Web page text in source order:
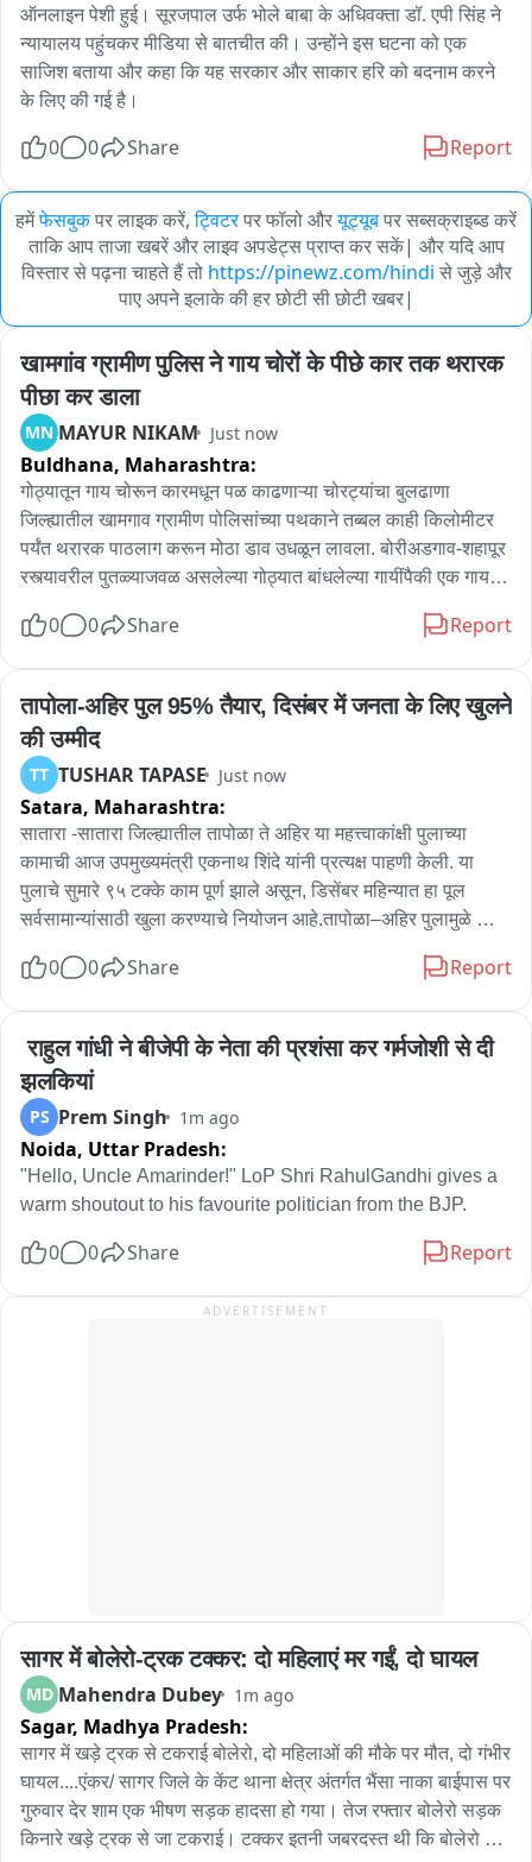
ऑनलाइन पेशी हुई। सूरजपाल उर्फ भोले बाबा के अधिवक्ता डॉ. एपी सिंह ने
न्यायालय पहुंचकर मीडिया से बातचीत की। उन्होंने इस घटना को एक
साजिश बताया और कहा कि यह सरकार और साकार हरि को बदनाम करने
के लिए की गई है।
0
0 Share Report
हमेंफेसबुकपर लाइक करें, ट्विटरपर फॉलो औरयूट्यूबपर सब्सक्राइब्ड करें
ताकि आप ताजा खबरें और लाइव अपडेट्स प्राप्त कर सकें| और यदि आप
विस्तार से पढ़ना चाहते हैं तो https://pinewz.com/hindi से जुड़े और
पाए अपने इलाके की हर छोटी सी छोटी खबर|
खामगांव ग्रामीण पुलिस ने गाय चोरों के पीछे कार तक थरारक
पीछा कर डाला
MN MAYUR NIKAM Just now
Buldhana, Maharashtra:
गोठ्यातून गाय चोरून कारमधून पळ काढणाऱ्या चोरट्यांचा बुलढाणा
जिल्ह्यातील खामगाव ग्रामीण पोलिसांच्या पथकाने तब्बल काही किलोमीटर
पर्यंत थरारक पाठलाग करून मोठा डाव उधळून लावला. बोरीअडगाव-शहापूर
रस्त्यावरील पुतळ्याजवळ असलेल्या गोठ्यात बांधलेल्या गायींपैकी एक गाय
असलेल्या पोलिसांना माहिती मिळताच बोरी अडगाव ते वाडेगावदरम्यान
गाय पोलिसांच्या हाती लागली मात्र चोरट्यांनी तिथून पळ काढला...दरम्यान
या अज्ञात चोरट्याविरुद्ध गुन्हा दाखल करण्यात आला असून पुढील तपास
पोलिस करत आहेत.
0 0 Share Report
तापोला-अहिर पुल 95% तैयार, दिसंबर में जनता के लिए खुलने
की उम्मीद
TT TUSHAR TAPASE Just now
Satara, Maharashtra:
सातारा -सातारा जिल्ह्यातील तापोळा ते अहिर या महत्त्वाकांक्षी पुलाच्या
कामाची आज उपमुख्यमंत्री एकनाथ शिंदे यांनी प्रत्यक्ष पाहणी केली. या
पुलाचे सुमारे ९५ टक्के काम पूर्ण झाले असून, डिसेंबर महिन्यात हा पूल
सर्वसामान्यांसाठी खुला करण्याचे नियोजन आहे.तापोळा–अहिर पुलामुळे
तब्बल ४५ ते ५० किलोमीटरचा वळसा वाचणार असून, दळणवळण अधिक
म्हणजे येथे उभारण्यात आलेली व्ह्यूईंग गॅलरी. या गॅलरीतून पर्यटकांना कोयना
परिसरातील निसर्गाचे विहंगम आणि मनमोहक दृश्य अनुभवता येणार
आहे.पाहणीदरम्यान उपमुख्यमंत्री एकनाथ शिंदे यांनी पुलाच्या प्रगतीबद्दल
समाधान व्यक्त करत, "हा पूल पूर्ण होत आहे, याचा मला आनंद आहे. हा पूल
स्थानिक नागरिकांच्या विकासाबरोबरच पर्यटनालाही मोठी चालना देईल,"
असे सांगितले.
0 0 Share Report
राहुल गांधी ने बीजेपी के नेता की प्रशंसा कर गर्मजोशी से दी
झलकियां
PS Prem Singh 1m ago
Noida, Uttar Pradesh:
"Hello, Uncle Amarinder!" LoP Shri RahulGandhi gives a
warm shoutout to his favourite politician from the BJP.
0 0 Share Report
ADVERTISEMENT
सागर में बोलेरो-ट्रक टक्कर: दो महिलाएं मर गईं, दो घायल
MD Mahendra Dubey 1m ago
Sagar, Madhya Pradesh:
सागर में खड़े ट्रक से टकराई बोलेरो, दो महिलाओं की मौके पर मौत, दो गंभीर
घायल....एंकर/ सागर जिले के केंट थाना क्षेत्र अंतर्गत भैंसा नाका बाईपास पर
गुरुवार देर शाम एक भीषण सड़क हादसा हो गया। तेज रफ्तार बोलेरो सड़क
किनारे खड़े ट्रक से जा टकराई। टक्कर इतनी जबरदस्त थी कि बोलेरो के